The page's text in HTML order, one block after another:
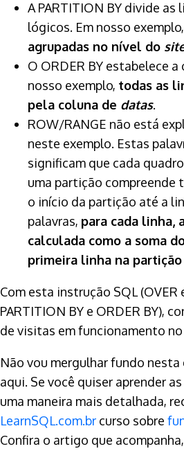
A PARTITION BY divide as
lógicos. Em nosso exemplo,
agrupadas no nível do
O ORDER BY estabelece
nosso exemplo, todas as
pela coluna de datas.
ROW/RANGE não está
neste exemplo. Estas
significam que cada
uma partição compreende
o início da partição até a
palavras, para cada linha,
calculada como a soma
primeira linha na
Com esta instrução SQL
PARTITION BY e ORDER BY),
de visitas em funcionamento
Não vou mergulhar fundo
aqui. Se você quiser aprender
uma maneira mais detalhada,
LearnSQL.com.br curso sobre
Confira o artigo que acompanha,